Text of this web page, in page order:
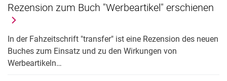
Rezension zum Buch "Werbeartikel" erschienen
In der Fahzeitschrift "transfer" ist eine Rezension des neuen
Buches zum Einsatz und zu den Wirkungen von
Werbeartikeln…